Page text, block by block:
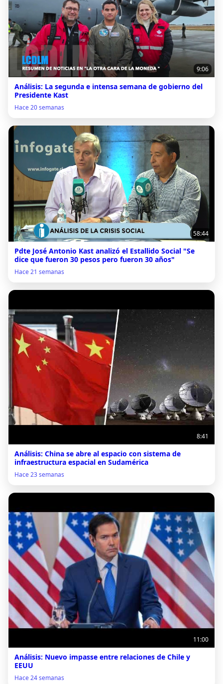
9:06
Análisis: La segunda e intensa semana de gobierno del
Presidente Kast
Hace 20 semanas
58:44
Pdte José Antonio Kast analizó el Estallido Social "Se
dice que fueron 30 pesos pero fueron 30 años"
Hace 21 semanas
8:41
Análisis: China se abre al espacio con sistema de
infraestructura espacial en Sudamérica
Hace 23 semanas
11:00
Análisis: Nuevo impasse entre relaciones de Chile y
EEUU
Hace 24 semanas